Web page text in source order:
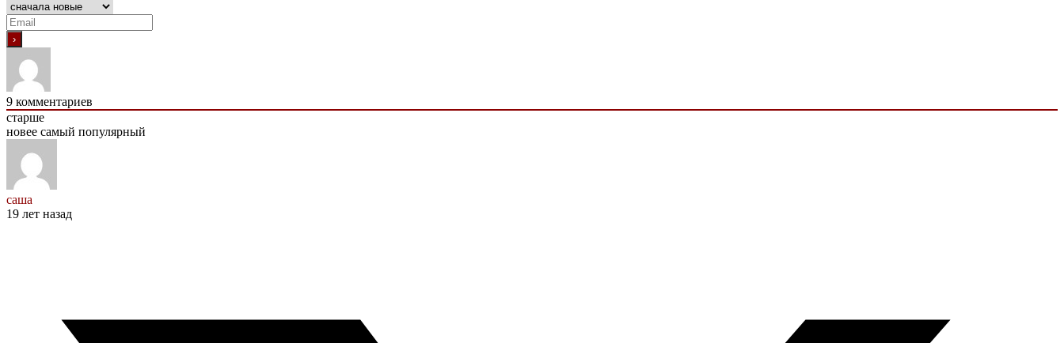
9 комментариев
старше
новее самый популярный
саша
19 лет назад